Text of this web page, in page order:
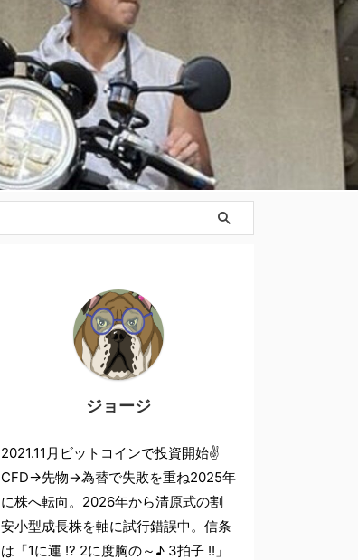
ジョージ
2021.11月ビットコインで投資開始✌
CFD→先物→為替で失敗を重ね2025年
に株へ転向。2026年から清原式の割
安小型成長株を軸に試行錯誤中。信条
は「1に運 !? 2に度胸の～♪ 3拍子 !!」